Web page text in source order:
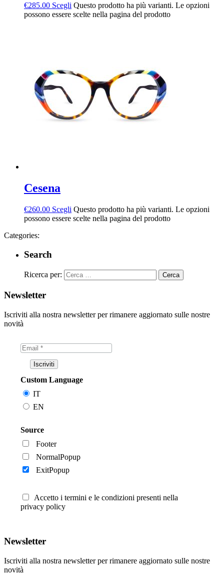
€285.00 Scegli Questo prodotto ha più varianti. Le opzioni
possono essere scelte nella pagina del prodotto
Cesena
€260.00 Scegli Questo prodotto ha più varianti. Le opzioni
possono essere scelte nella pagina del prodotto
Categories:
Search
Ricerca per:
Newsletter
Iscriviti alla nostra newsletter per rimanere aggiornato sulle nostre
novità
Custom Language
IT
EN
Source
Footer
NormalPopup
ExitPopup
Accetto i termini e le condizioni presenti nella
privacy policy
Newsletter
Iscriviti alla nostra newsletter per rimanere aggiornato sulle nostre
novità